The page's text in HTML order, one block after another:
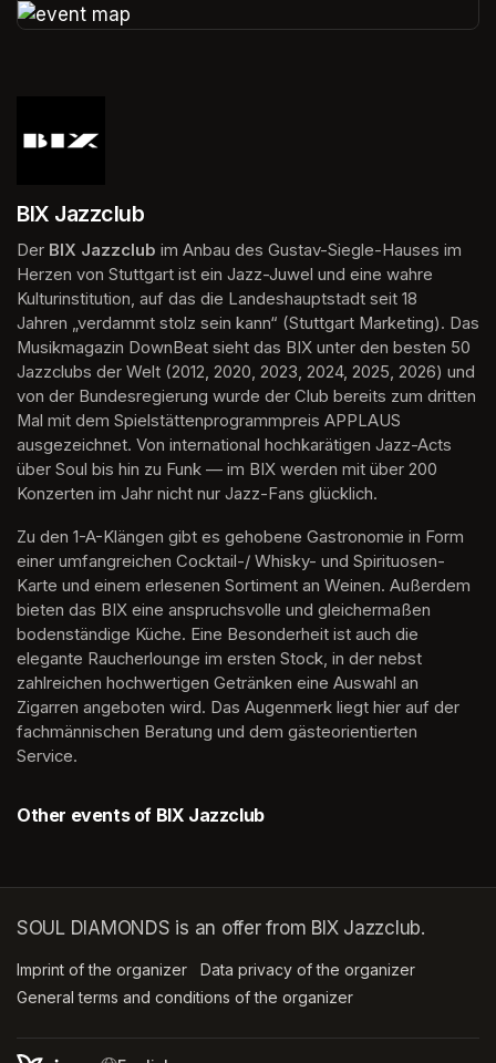
BIX Jazzclub
Der BIX Jazzclub im Anbau des Gustav-Siegle-Hauses im
Herzen von Stuttgart ist ein Jazz-Juwel und eine wahre
Kulturinstitution, auf das die Landeshauptstadt seit 18
Jahren „verdammt stolz sein kann“ (Stuttgart Marketing). Das
Musikmagazin DownBeat sieht das BIX unter den besten 50
Jazzclubs der Welt (2012, 2020, 2023, 2024, 2025, 2026) und
von der Bundesregierung wurde der Club bereits zum dritten
Mal mit dem Spielstättenprogrammpreis APPLAUS
ausgezeichnet. Von international hochkarätigen Jazz-Acts
über Soul bis hin zu Funk — im BIX werden mit über 200
Konzerten im Jahr nicht nur Jazz-Fans glücklich.
Zu den 1-A-Klängen gibt es gehobene Gastronomie in Form
einer umfangreichen Cocktail-/ Whisky- und Spirituosen-
Karte und einem erlesenen Sortiment an Weinen. Außerdem
bieten das BIX eine anspruchsvolle und gleichermaßen
bodenständige Küche. Eine Besonderheit ist auch die
elegante Raucherlounge im ersten Stock, in der nebst
zahlreichen hochwertigen Getränken eine Auswahl an
Zigarren angeboten wird. Das Augenmerk liegt hier auf der
fachmännischen Beratung und dem gästeorientierten
Service.
Other events of BIX Jazzclub
SOUL DIAMONDS is an offer from BIX Jazzclub.
Imprint of the organizer (opens in a new tab)
Data privacy of the organizer
General terms and conditions of the organizer